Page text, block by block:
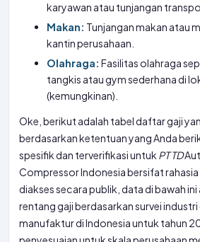
karyawan atau tunjangan
Makan: Tunjangan makan atau
kantin perusahaan.
Olahraga: Fasilitas olahraga
tangkis atau gym sederhana di
(kemungkinan).
Oke, berikut adalah tabel daftar gaji
berdasarkan ketentuan yang Anda
spesifik dan terverifikasi untuk PTTD
Compressor Indonesia bersifat
diakses secara publik, data di bawah
rentang gaji berdasarkan survei
manufaktur di Indonesia untuk tahun